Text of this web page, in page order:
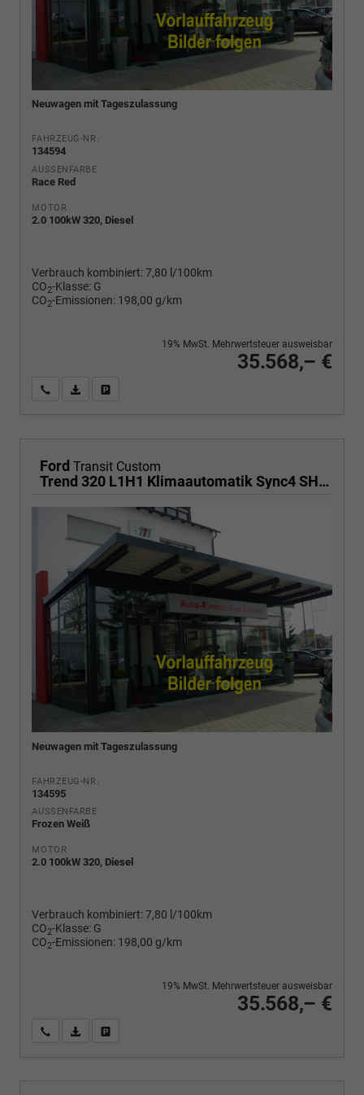
Neuwagen mit Tageszulassung
FAHRZEUG-NR.
134594
AUSSENFARBE
Race Red
MOTOR
2.0 100kW 320, Diesel
Verbrauch kombiniert:7,80 l/100km
CO2-Klasse: G
CO2-Emissionen: 198,00 g/km
35.568,– €
19% MwSt. Mehrwertsteuer ausweisbar
Wir rufen Sie anPDF-Fahrzeugexposé drucken
Ford Transit Custom
Trend 320 L1H1 Klimaautomatik Sync4 SHZ 2 x Einparkhilfe Kamera 5JG
Neuwagen mit Tageszulassung
FAHRZEUG-NR.
134595
AUSSENFARBE
Frozen Weiß
MOTOR
2.0 100kW 320, Diesel
Verbrauch kombiniert:7,80 l/100km
CO2-Klasse: G
CO2-Emissionen: 198,00 g/km
35.568,– €
19% MwSt. Mehrwertsteuer ausweisbar
Wir rufen Sie anPDF-Fahrzeugexposé drucken